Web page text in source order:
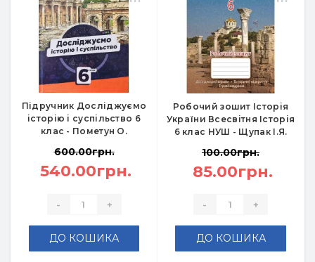
Підручник Досліджуємо
історію і суспільство 6
клас - Пометун О.
600.00грн.
540.00грн.
- +
ДО КОШИКА
Робочий зошит Історія
України Всесвітня Історія
6 клас НУШ - Щупак І.Я.
100.00грн.
85.00грн.
- +
ДО КОШИКА